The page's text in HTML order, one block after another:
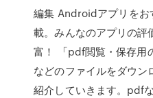
編集 Androidアプリをお
載。みんなのアプリの評
富！ 「pdf閲覧・保存用
などのファイルをダウン
紹介していきます。pdf